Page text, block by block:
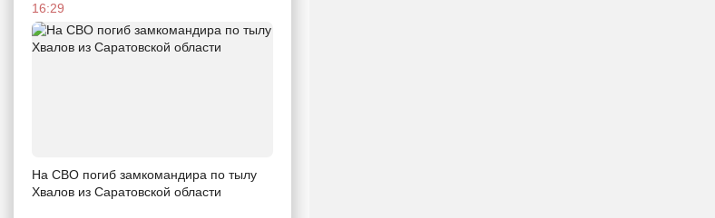
16:29
На СВО погиб замкомандира по тылу
Хвалов из Саратовской области